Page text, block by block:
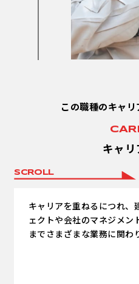
この職種のキャ
キャリ
SCROLL
キャリアを重ねるにつれ、
ェクトや会社のマネジメン
までさまざまな業務に関わ